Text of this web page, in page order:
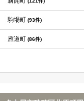
駒場町 (93件)
雁道町 (86件)